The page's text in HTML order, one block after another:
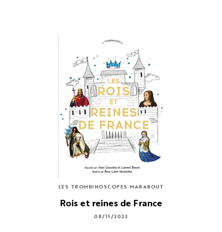
LES TROMBINOSCOPES MARABOUT
Rois et reines de France
08/11/2023